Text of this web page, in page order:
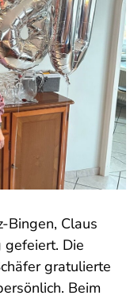
Bingen, Claus
gefeiert. Die
gratulierte
Beim